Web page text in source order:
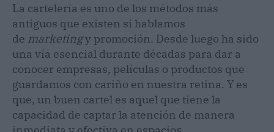
La cartelería es uno de los métodos más
antiguos que existen si hablamos
de marketingy promoción. Desde luego ha sido
una vía esencial durante décadas para dar a
conocer empresas, películas o productos que
guardamos con cariño en nuestra retina. Y es
que, un buen cartel es aquel que tiene la
capacidad de captar la atención de manera